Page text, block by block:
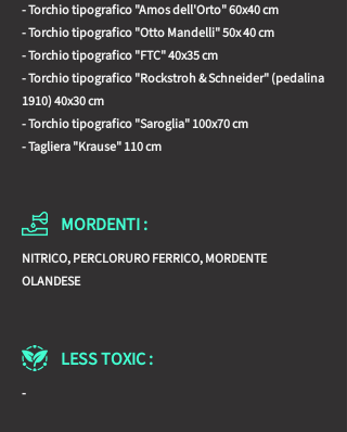
- Torchio tipografico "Amos dell'Orto" 60x40 cm
- Torchio tipografico "Otto Mandelli" 50x 40 cm
- Torchio tipografico "FTC" 40x35 cm
- Torchio tipografico "Rockstroh & Schneider" (pedalina
1910) 40x30 cm
- Torchio tipografico "Saroglia" 100x70 cm
- Tagliera "Krause" 110 cm
MORDENTI :
NITRICO, PERCLORURO FERRICO, MORDENTE
OLANDESE
LESS TOXIC :
-